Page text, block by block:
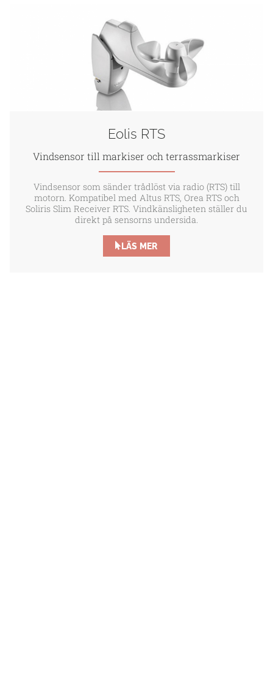
Eolis RTS
Vindsensor till markiser och terrassmarkiser
Vindsensor som sänder trådlöst via radio (RTS) till
motorn. Kompatibel med Altus RTS, Orea RTS och
Soliris Slim Receiver RTS. Vindkänsligheten ställer du
direkt på sensorns undersida.
LÄS MER